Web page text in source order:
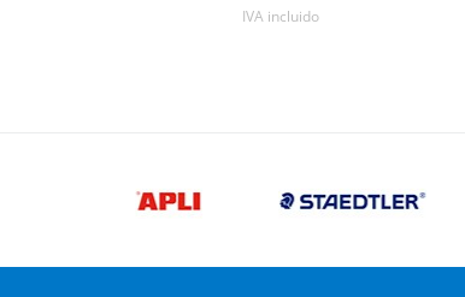
IVA incluido